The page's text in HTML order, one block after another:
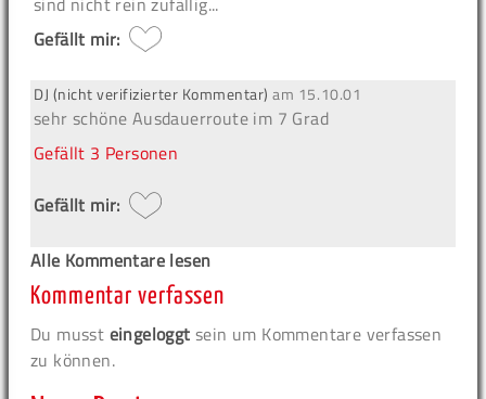
Gefällt mir:
DJ (nicht verifizierter Kommentar) am 15.10.01
sehr schöne Ausdauerroute im 7 Grad
Gefällt 3 Personen
Gefällt mir:
Alle Kommentare lesen
Kommentar verfassen
Du musst eingeloggt sein um Kommentare verfassen
zu können.